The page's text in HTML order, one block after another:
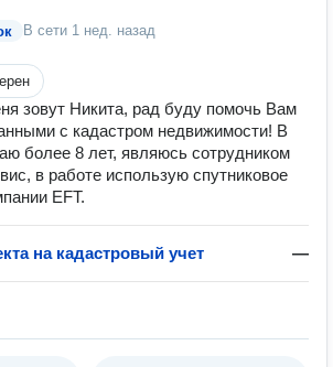
В сети 1 нед. назад
зовут Никита, рад буду помочь Вам
с кадастром недвижимости! В
более 8 лет, являюсь сотрудником
в работе использую спутниковое
EFT.
на кадастровый учет —